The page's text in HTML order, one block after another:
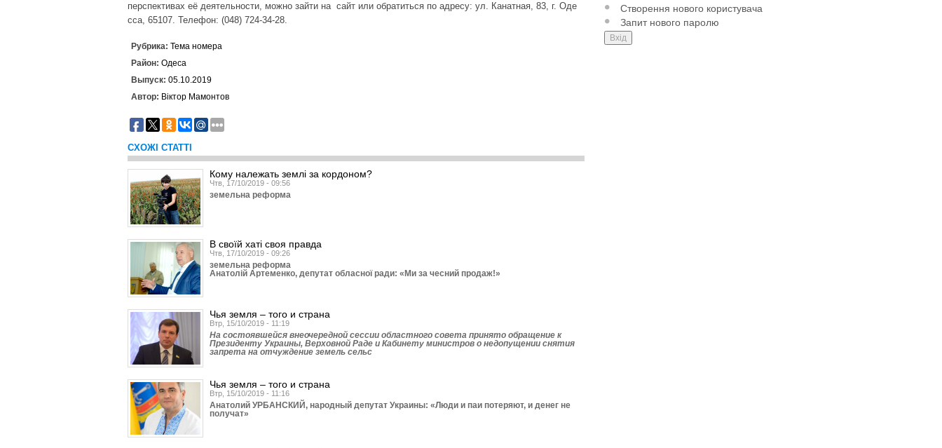
перспективах её деятельности, можно зайти на сайт или обратиться по адресу: ул. Канатная, 83, г. Оде
сса, 65107. Телефон: (048) 724-34-28.
Рубрика: Тема номера
Район: Одеса
Выпуск: 05.10.2019
Автор: Віктор Мамонтов
СХОЖІ СТАТТІ
Кому належать землі за кордоном?
Чтв, 17/10/2019 - 09:56
земельна реформа
В своїй хаті своя правда
Чтв, 17/10/2019 - 09:26
земельна реформа
Анатолій Артеменко, депутат обласної ради: «Ми за чесний продаж!»
Чья земля – того и страна
Втр, 15/10/2019 - 11:19
На состоявшейся внеочередной сессии областного совета принято обращение к
Президенту Украины, Верховной Раде и Кабинету министров о недопущении снятия
запрета на отчуждение земель сельс
Чья земля – того и страна
Втр, 15/10/2019 - 11:16
Анатолий УРБАНСКИЙ, народный депутат Украины: «Люди и паи потеряют, и денег не
получат»
Створення нового користувача
Запит нового паролю